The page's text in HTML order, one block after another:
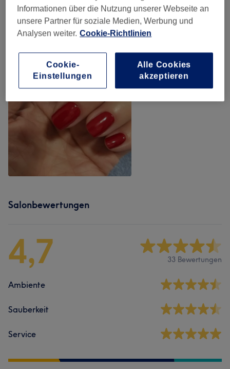
Unsere Arbeit
Bild anklicken für weitere Details
Salonbewertungen
4,7 33 Bewertungen
Ambiente
Sauberkeit
Service
Informationen über die Nutzung unserer Webseite an
unsere Partner für soziale Medien, Werbung und
Analysen weiter. Cookie-Richtlinien
Cookie-
Einstellungen
Alle Cookies
akzeptieren